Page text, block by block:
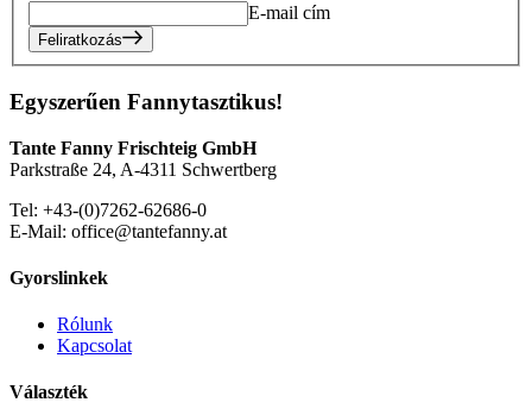
E-mail cím
Feliratkozás
Egyszerűen Fannytasztikus!
Tante Fanny Frischteig GmbH
Parkstraße 24, A-4311 Schwertberg
Tel: +43-(0)7262-62686-0
E-Mail: office@tantefanny.at
Gyorslinkek
Rólunk
Kapcsolat
Választék